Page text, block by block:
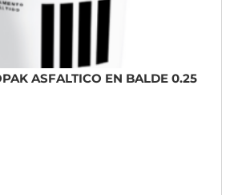
ASFALTICO EN BALDE 0.25